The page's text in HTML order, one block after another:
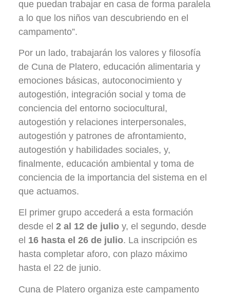
que puedan trabajar en casa de forma paralela
a lo que los niños van descubriendo en el
campamento”.
Por un lado, trabajarán los valores y filosofía
de Cuna de Platero, educación alimentaria y
emociones básicas, autoconocimiento y
autogestión, integración social y toma de
conciencia del entorno sociocultural,
autogestión y relaciones interpersonales,
autogestión y patrones de afrontamiento,
autogestión y habilidades sociales, y,
finalmente, educación ambiental y toma de
conciencia de la importancia del sistema en el
que actuamos.
El primer grupo accederá a esta formación
desde el 2 al 12 de julioy, el segundo, desde
el 16 hasta el 26 de julio. La inscripción es
hasta completar aforo, con plazo máximo
hasta el 22 de junio.
Cuna de Platero organiza este campamento